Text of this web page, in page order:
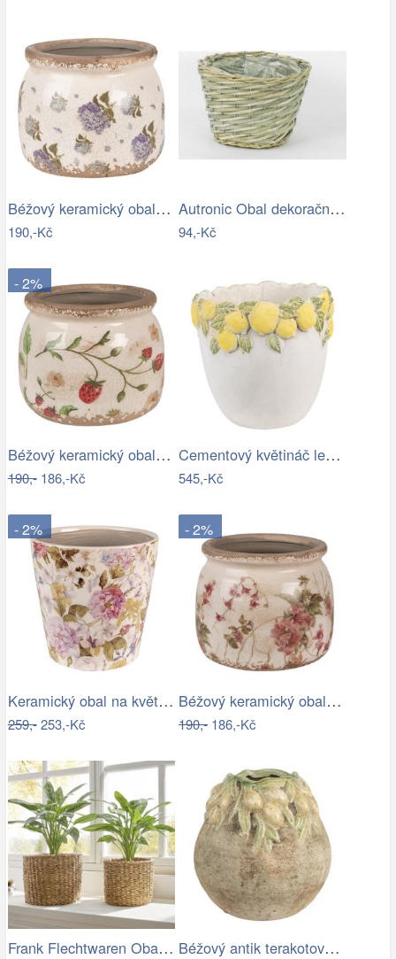
Béžový keramický obal na květináč s…
190,-Kč
Autronic Obal dekorační PD109
94,-Kč
- 2%
Béžový keramický obal na květináč s…
190,-186,-Kč
Cementový květináč lemovaný citróny…
545,-Kč
- 2%
Keramický obal na květináč s květy…
259,-253,-Kč
- 2%
Béžový keramický obal na květináč s…
190,-186,-Kč
Frank Flechtwaren Obaly na květináče z… Béžový antik terakotový obal na…